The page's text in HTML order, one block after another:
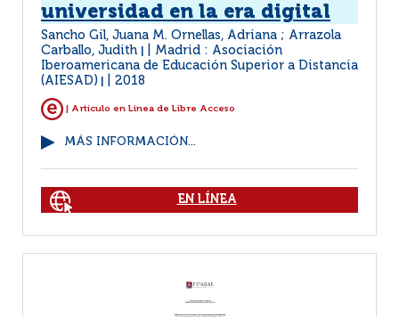
universidad en la era digital
Sancho Gil, Juana M. Ornellas, Adriana ; Arrazola
Carballo, Judith
Madrid : Asociación
Iberoamericana de Educación Superior a Distancia
(AIESAD)
2018
| Artículo en Linea de Libre Acceso
MÁS INFORMACIÓN...
EN LÍNEA